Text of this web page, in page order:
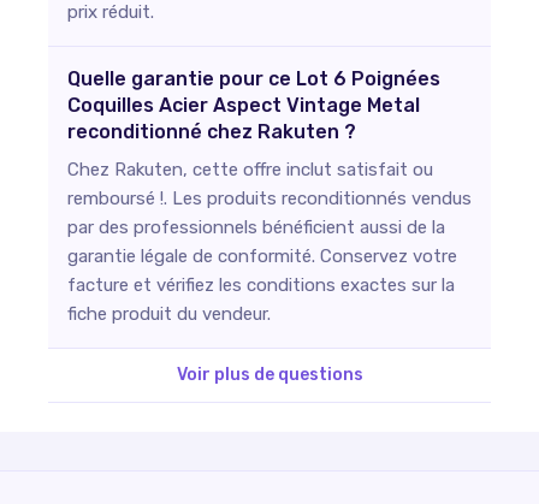
prix réduit.
Quelle garantie pour ce Lot 6 Poignées
Coquilles Acier Aspect Vintage Metal
reconditionné chez Rakuten ?
Chez Rakuten, cette offre inclut satisfait ou
remboursé !. Les produits reconditionnés vendus
par des professionnels bénéficient aussi de la
garantie légale de conformité. Conservez votre
facture et vérifiez les conditions exactes sur la
fiche produit du vendeur.
Voir plus de questions